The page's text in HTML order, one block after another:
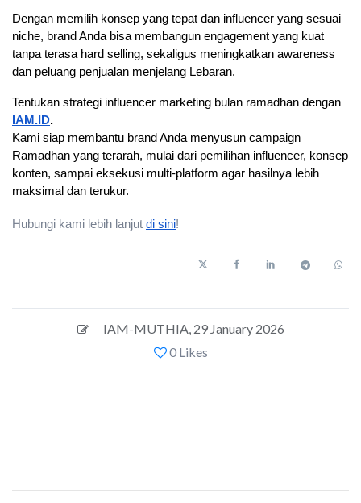
Dengan memilih konsep yang tepat dan influencer yang sesuai
niche, brand Anda bisa membangun engagement yang kuat
tanpa terasa hard selling, sekaligus meningkatkan awareness
dan peluang penjualan menjelang Lebaran.
Tentukan strategi influencer marketing bulan ramadhan dengan
IAM.ID.
Kami siap membantu brand Anda menyusun campaign
Ramadhan yang terarah, mulai dari pemilihan influencer, konsep
konten, sampai eksekusi multi-platform agar hasilnya lebih
maksimal dan terukur.
Hubungi kami lebih lanjut di sini!
IAM-MUTHIA 29 January 2026
0 Likes